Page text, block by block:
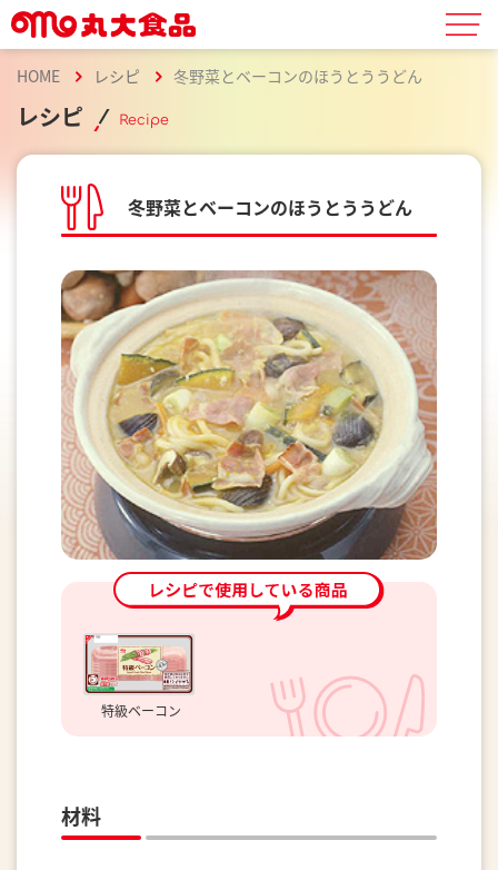
HOME レシピ 冬野菜とベーコンのほうとううどん
レシピ Recipe
冬野菜とベーコンのほうとううどん
特級ベーコン
材料